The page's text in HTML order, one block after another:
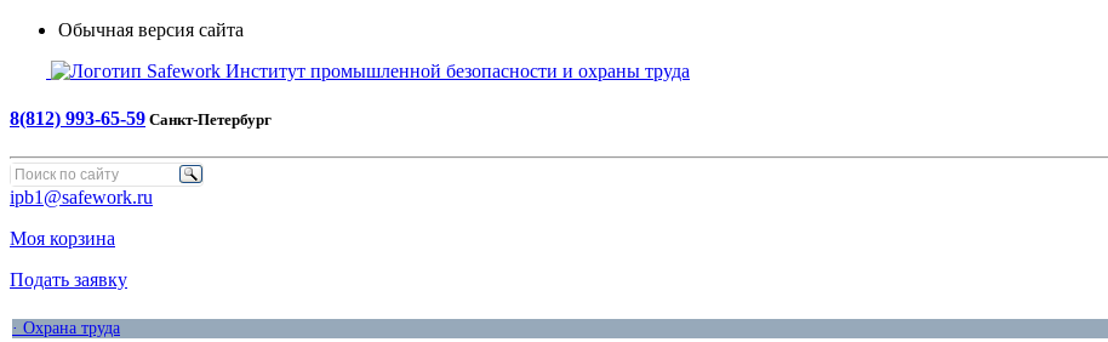
Обычная версия сайта
Safework Институт промышленной безопасности и охраны труда
8(812) 993-65-59 Санкт-Петербург
ipb1@safework.ru
Моя корзина
Подать заявку
· Охрана труда